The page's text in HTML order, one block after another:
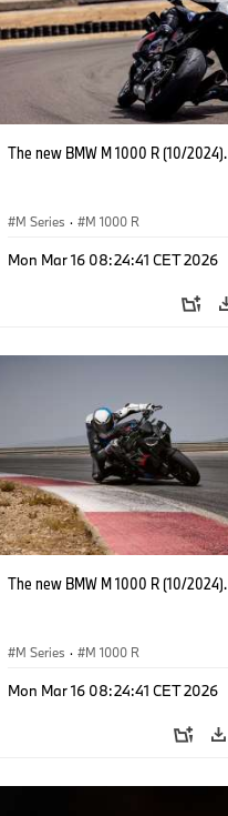
The new BMW M 1000 R (10/2024).
M Series · M 1000 R
Mon Mar 16 08:24:41 CET 2026
The new BMW M 1000 R (10/2024).
M Series · M 1000 R
Mon Mar 16 08:24:41 CET 2026